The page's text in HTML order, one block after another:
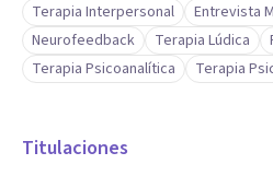
Terapia Interpersonal
Entrevista
Neurofeedback
Terapia Lúdica
Terapia Psicoanalítica
Terapia
Titulaciones